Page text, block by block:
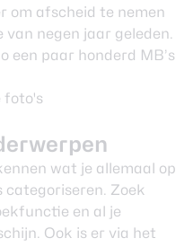
om afscheid te nemen
negen jaar geleden.
een paar honderd MB’s
wat je allemaal op
categoriseren. Zoek
en al je
Ook is er via het